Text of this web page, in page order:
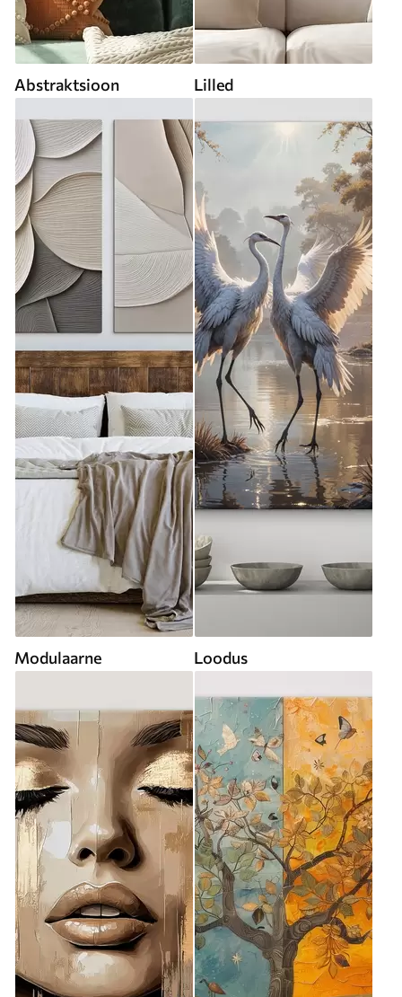
Abstraktsioon Lilled
Modulaarne Loodus